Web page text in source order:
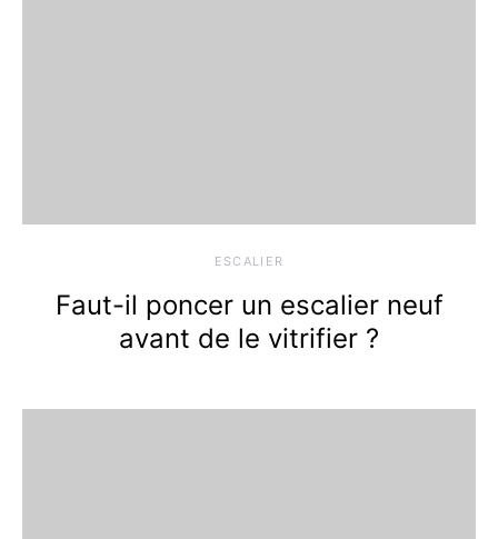
ESCALIER
Faut-il poncer un escalier neuf
avant de le vitrifier ?